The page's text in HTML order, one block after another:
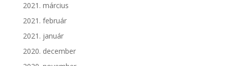
2021. március
2021. február
2021. január
2020. december